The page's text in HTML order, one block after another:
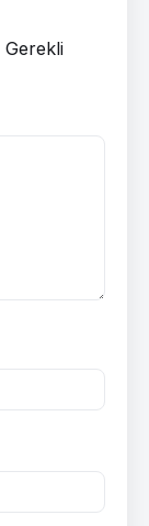
Gerekli